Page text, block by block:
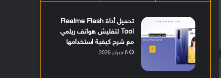
تحميل أداة Realme Flash
Tool لتفليش هواتف ريلمي
مع شرح كيفية استخدامها
8 فبراير 2026